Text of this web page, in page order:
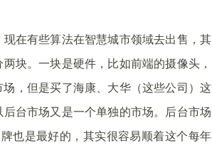
在有些算法在智慧城市领域去出售，其
块。一块是硬件，比如前端的摄像头，
，但是买了海康、大华（这些公司）这
台市场又是一个单独的市场。后台市场
也是最好的，其实很容易顺着这个每年